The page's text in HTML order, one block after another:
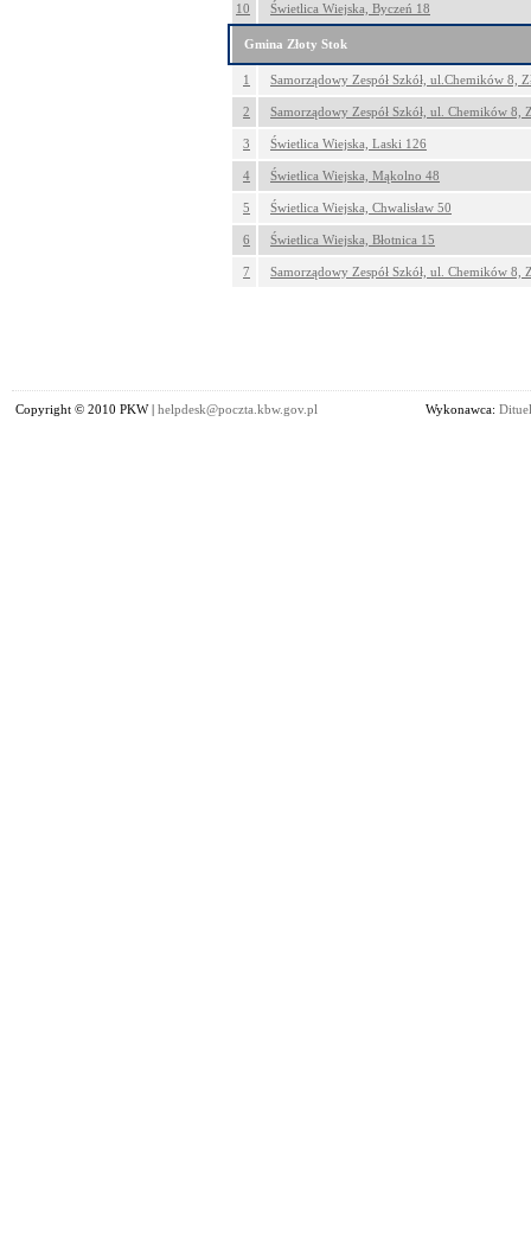
10
Świetlica Wiejska, Byczeń 18
Gmina Złoty Stok
1 Samorządowy Zespół Szkół, ul.Chemików 8,
2 Samorządowy Zespół Szkół, ul. Chemików 8,
3 Świetlica Wiejska, Laski 126
4 Świetlica Wiejska, Mąkolno 48
5 Świetlica Wiejska, Chwalisław 50
6 Świetlica Wiejska, Błotnica 15
7 Samorządowy Zespół Szkół, ul. Chemików 8,
Copyright © 2010 PKW | helpdesk@poczta.kbw.gov.pl Wykonawca: